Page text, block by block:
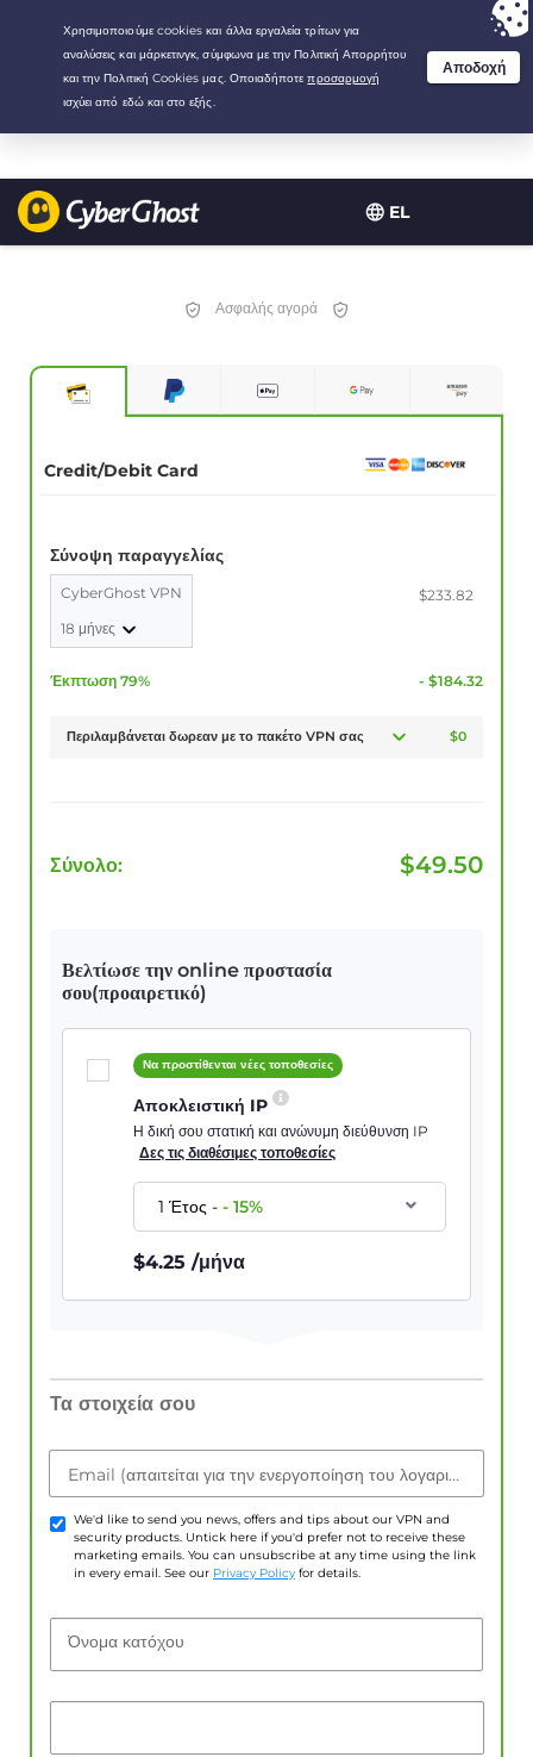
EL
Your choice:The Best Dealfor 1.5-years at $2.75/month
Ασφαλής αγορά
Credit/Debit Card
Σύνοψη παραγγελίας
CyberGhost VPN
18 μήνες
$233.82
Έκπτωση 79% - $184.32
Περιλαμβάνεται δωρεαν με το πακέτο VPN σας $0
Σύνολο: $49.50
Βελτίωσε την online προστασία
σου(προαιρετικό)
Να προστίθενται νέες τοποθεσίες
Αποκλειστική IP
Η δική σου στατική και ανώνυμη διεύθυνση IP
Δες τις διαθέσιμες τοποθεσίες
1 Έτος--15%
$4.25 /μήνα
Τα στοιχεία σου
Email (απαιτείται για την ενεργοποίηση του λογαριασμού)
We'd like to send you news, offers and tips about our VPN and
security products. Untick here if you'd prefer not to receive these
marketing emails. You can unsubscribe at any time using the link
in every email. See our Privacy Policy for details.
Όνομα κατόχου